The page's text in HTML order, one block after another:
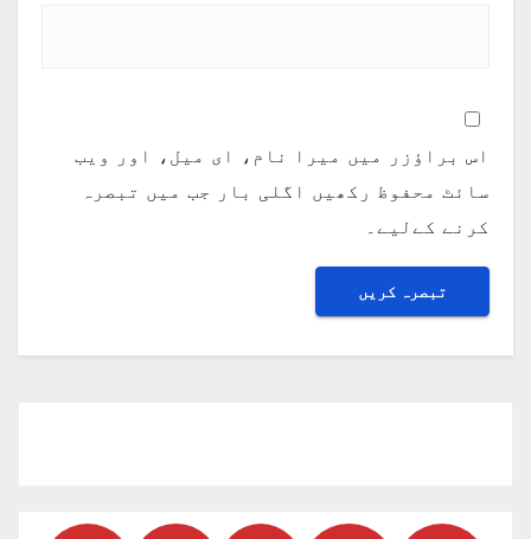
اس براؤزر میں میرا نام، ای میل، اور ویب
سائٹ محفوظ رکھیں اگلی بار جب میں تبصرہ
کرنے کےلیے۔